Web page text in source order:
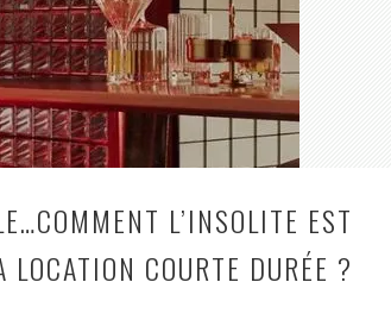
L’INSOLITE EST
LOCATION COURTE DURÉE ?